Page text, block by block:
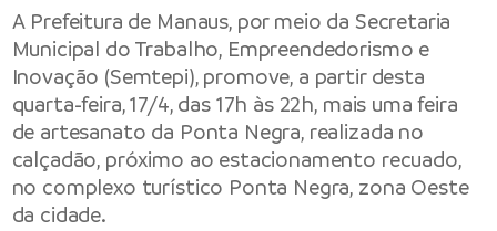
A Prefeitura de Manaus, por meio da Secretaria
Municipal do Trabalho, Empreendedorismo e
Inovação (Semtepi), promove, a partir desta
quarta-feira, 17/4, das 17h às 22h, mais uma feira
de artesanato da Ponta Negra, realizada no
calçadão, próximo ao estacionamento recuado,
no complexo turístico Ponta Negra, zona Oeste
da cidade.